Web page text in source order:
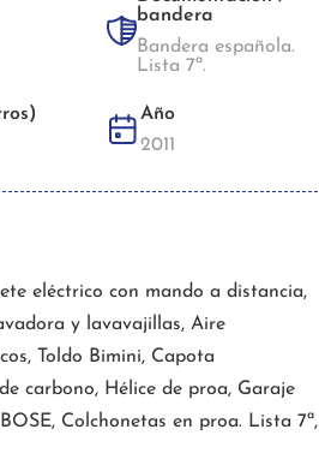
bandera
Bandera española.
Lista 7ª.
Año
2011
eléctrico con mando a distancia,
y lavavajillas, Aire
Toldo Bimini, Capota
carbono, Hélice de proa, Garaje
Colchonetas en proa. Lista 7ª,